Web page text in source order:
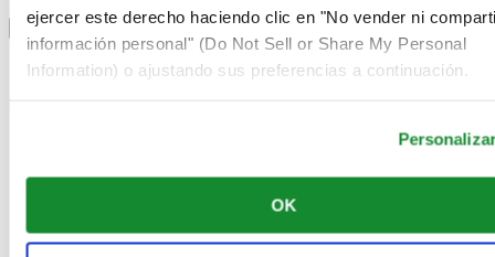
ejercer este derecho haciendo clic en "No vender ni
información personal" (Do Not Sell or Share My Personal
Information) o ajustando sus preferencias a continuación.
OK
Seleccionar país/región
Alternador de idioma
Alemania
Dinamarca